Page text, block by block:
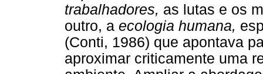
trabalhadores, as lutas e os
outro, a ecologia humana,
(Conti, 1986) que apontava
aproximar criticamente uma